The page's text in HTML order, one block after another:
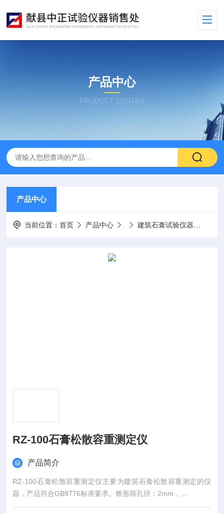
产品中心
PRODUCT CENTER
产品中心
当前位置：首页 产品中心 建筑石膏试验仪器
RZ-100石膏松散容重测定仪
产品简介
RZ-100石膏松散容重测定仪主要为建筑石膏松散容重测定的仪
器，产品符合GB9776标准要求。锥形筛孔径：2mm，
净重：30kg。